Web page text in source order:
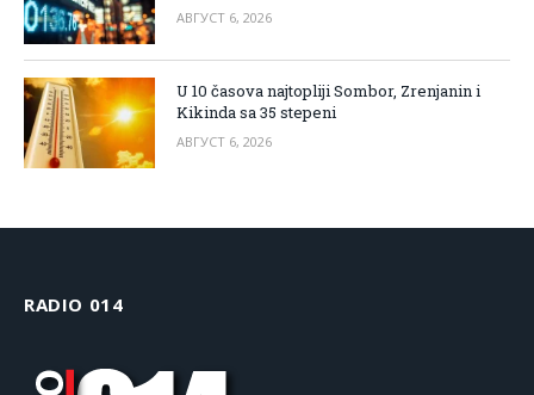
АВГУСТ 6, 2026
U 10 časova najtopliji Sombor, Zrenjanin i
Kikinda sa 35 stepeni
АВГУСТ 6, 2026
RADIO 014